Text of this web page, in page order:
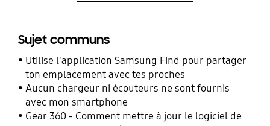
Sujet communs
Utilise l'application Samsung Find pour partager
ton emplacement avec tes proches
Aucun chargeur ni écouteurs ne sont fournis
avec mon smartphone
Gear 360 - Comment mettre à jour le logiciel de